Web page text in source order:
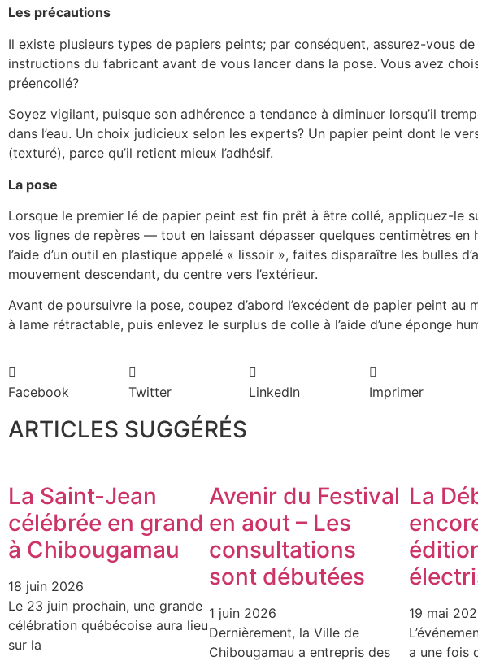
Les précautions
Il existe plusieurs types de papiers peints; par conséquent, assurez-vous
instructions du fabricant avant de vous lancer dans la pose. Vous avez
préencollé?
Soyez vigilant, puisque son adhérence a tendance à diminuer lorsqu’il
dans l’eau. Un choix judicieux selon les experts? Un papier peint dont le
(texturé), parce qu’il retient mieux l’adhésif.
La pose
Lorsque le premier lé de papier peint est fin prêt à être collé, appliquez-le
vos lignes de repères — tout en laissant dépasser quelques centimètres en
l’aide d’un outil en plastique appelé « lissoir », faites disparaître les bulles
mouvement descendant, du centre vers l’extérieur.
Avant de poursuivre la pose, coupez d’abord l’excédent de papier peint au
à lame rétractable, puis enlevez le surplus de colle à l’aide d’une éponge
Facebook Twitter LinkedIn Imprimer
ARTICLES SUGGÉRÉS
La Saint-Jean
célébrée en grand
à Chibougamau
18 juin 2026
Le 23 juin prochain, une grande
célébration québécoise aura lieu
sur la
Avenir du Festival
en aout – Les
consultations
sont débutées
1 juin 2026
Dernièrement, la Ville de
Chibougamau a entrepris des
La
19 mai
a une fois